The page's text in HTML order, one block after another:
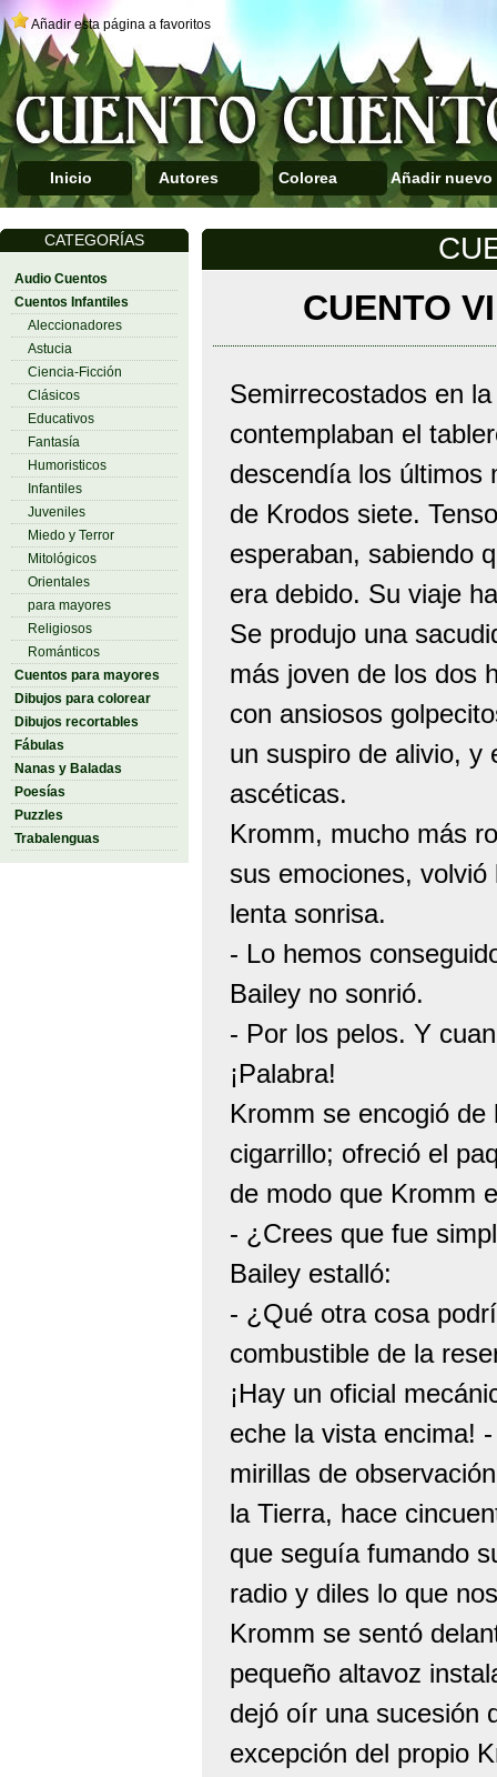
Añadir esta página a favoritos
Inicio Autores Colorea Añadir nuevo
CATEGORÍAS
Audio Cuentos
Cuentos Infantiles
Aleccionadores
Astucia
Ciencia-Ficción
Clásicos
Educativos
Fantasía
Humoristicos
Infantiles
Juveniles
Miedo y Terror
Mitológicos
Orientales
para mayores
Religiosos
Románticos
Cuentos para mayores
Dibujos para colorear
Dibujos recortables
Fábulas
Nanas y Baladas
Poesías
Puzzles
Trabalenguas
CUENTO
Semirrecostados en
contemplaban el
descendía los últimos
de Krodos siete.
esperaban, sabiendo
era debido. Su viaje
Se produjo una
más joven de los dos
con ansiosos
un suspiro de alivio, y
ascéticas.
Kromm, mucho más
sus emociones,
lenta sonrisa.
- Lo hemos
Bailey no sonrió.
- Por los pelos. Y
¡Palabra!
Kromm se encogió
cigarrillo; ofreció el
de modo que Kromm
- ¿Crees que fue
Bailey estalló:
- ¿Qué otra cosa
combustible de la
¡Hay un oficial
eche la vista encima!
mirillas de
la Tierra, hace
que seguía fumando
radio y diles lo que
Kromm se sentó
pequeño altavoz
dejó oír una sucesión
excepción del propio